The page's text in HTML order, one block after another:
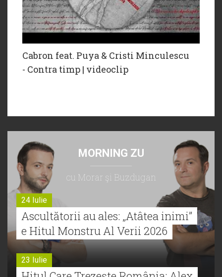
Cabron feat. Puya & Cristi Minculescu
- Contra timp | videoclip
MORNING ZU
cu Morar şi Buzdugan
24 Iulie
Ascultătorii au ales: „Atâtea inimi”
e Hitul Monstru Al Verii 2026
23 Iulie